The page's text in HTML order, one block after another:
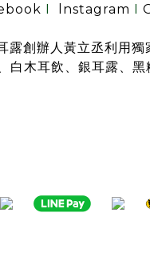
I lnstagram I
露創辦人黃立丞利用獨
白木耳飲、銀耳露、